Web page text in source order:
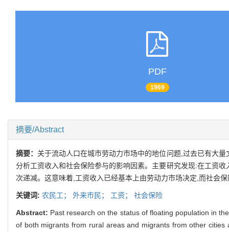
PDF
1969
摘要/Abstract
摘要： 关于流动人口在城市劳动力市场中的地位问题,过去已有大
分析工资收入和社会保险参与的影响因素。主要研究发现:在工资
次递减。这意味着,工资收入已经基本上由劳动力市场决定,而社会
关键词: 农民工； 外来市民； 工资； 社会保险
Abstract: Past research on the status of floating population in
of both migrants from rural areas and migrants from other